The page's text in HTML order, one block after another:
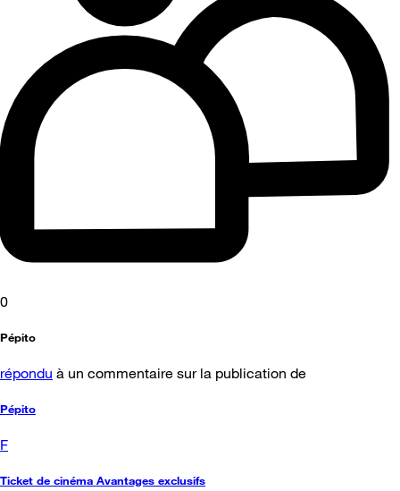
0
Pépito
répondu à un commentaire sur la publication de
Pépito
F
Ticket de cinéma Avantages exclusifs